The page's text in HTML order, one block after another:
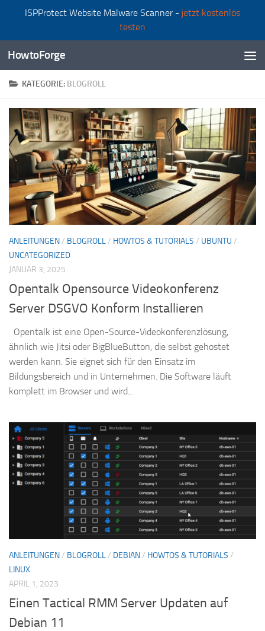
ISPProtect Website Malware Scanner - jetzt kostenlos
testen
Zum Inhalt springen
HowtoForge
KATEGORIE: BLOGROLL
ANLEITUNGEN/ BLOGROLL/ HOWTOS & TUTORIALS / UBUNTU /
UNCATEGORIZED
JANUAR 3, 2025
Opentalk Opensource Videokonferenz
Server DSGVO Konform Installieren
Opentalk ist eine Open-Source-Videokonferenzlösung,
ähnlich wie Jitsi oder BigBlueButton, die selbst gehostet
werden kann. Sie eignet sich für den Einsatz im
Bildungsbereich und in Unternehmen. Die Software läuft
komplett im Browser und wird...
ANLEITUNGEN/ BLOGROLL/ DEBIAN/ HOWTOS & TUTORIALS /
LINUX
APRIL 1, 2023
Einen Tactical RMM Server Updaten auf
Debian 11